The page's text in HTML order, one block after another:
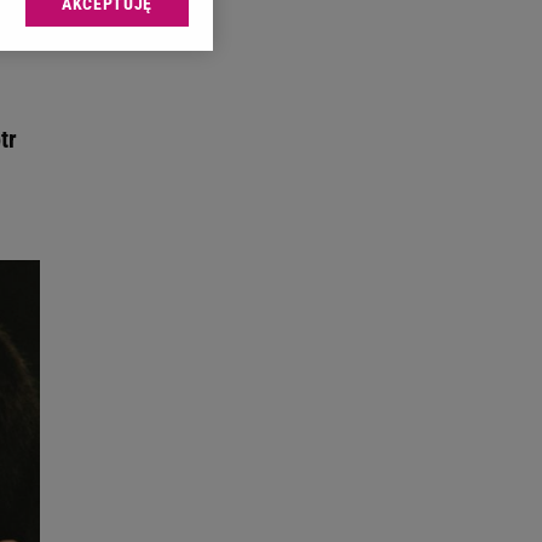
sp. z o.o., jej
Zmiana ustawień
celów identyfikacji.
reklam i treści,